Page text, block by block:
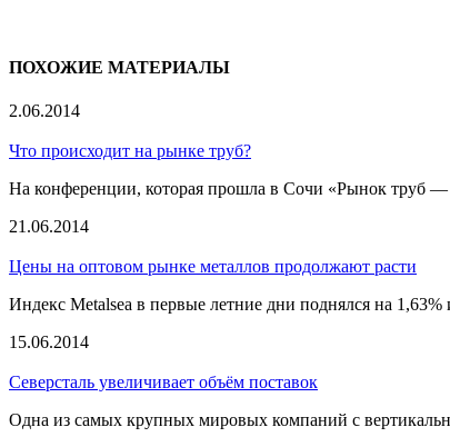
ПОХОЖИЕ МАТЕРИАЛЫ
2.06.2014
Что происходит на рынке труб?
На конференции, которая прошла в Сочи «Рынок труб —
21.06.2014
Цены на оптовом рынке металлов продолжают расти
Индекс Metalsea в первые летние дни поднялся на
15.06.2014
Северсталь увеличивает объём поставок
Одна из самых крупных мировых компаний с